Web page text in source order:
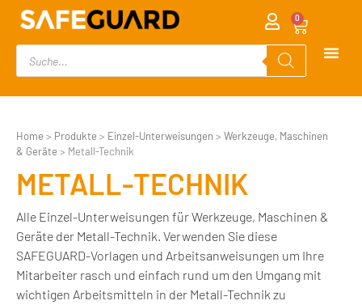
0
Home > Produkte > Einzel-Unterweisungen > Werkzeuge, Maschinen
& Geräte > Metall-Technik
METALL-TECHNIK
Alle Einzel-Unterweisungen für Werkzeuge, Maschinen &
Geräte der Metall-Technik. Verwenden Sie diese
SAFEGUARD-Vorlagen und Arbeitsanweisungen um Ihre
Mitarbeiter rasch und einfach rund um den Umgang mit
wichtigen Arbeitsmitteln in der Metall-Technik zu